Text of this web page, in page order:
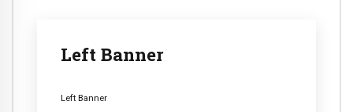
Left Banner
Left Banner